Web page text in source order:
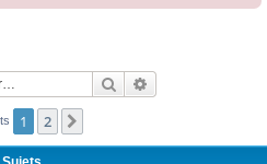
Rechercher
1 2